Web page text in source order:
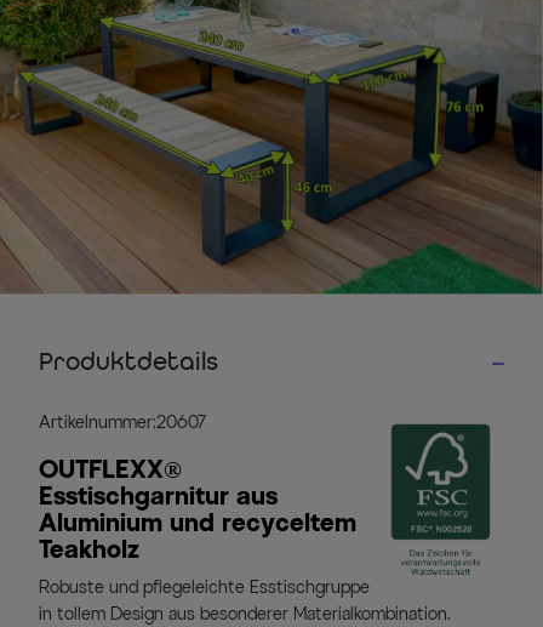
Produktdetails
Artikelnummer:20607
OUTFLEXX®
Esstischgarnitur aus
Aluminium und recyceltem
Teakholz
Robuste und pflegeleichte Esstischgruppe
in tollem Design aus besonderer Materialkombination.